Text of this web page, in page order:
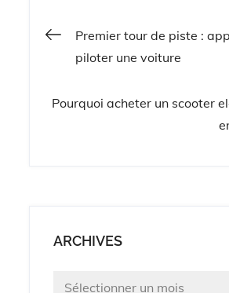
Navigation
Premier tour de piste :
piloter une voiture
Pourquoi acheter un scooter
ARCHIVES
Archives